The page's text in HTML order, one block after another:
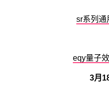
sr系列通
eqy量子
3月